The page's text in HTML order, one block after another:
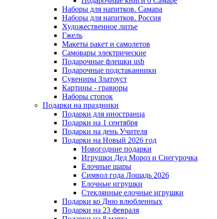
Наборы для напитков. Самара
Наборы для напитков. Россия
Художественное литье
Гжель
Макеты ракет и самолетов
Самовары электрические
Подарочные флешки usb
Подарочные подстаканники
Сувениры Златоуст
Картины - гравюры
Наборы стопок
Подарки на праздники
Подарки для иностранца
Подарки на 1 сентября
Подарки на день Учителя
Подарки на Новый 2026 год
Новогодние подарки
Игрушки Дед Мороз и Снегурочка
Елочные шары
Символ года Лошадь 2026
Елочные игрушки
Стеклянные елочные игрушки
Подарки ко Дню влюбленных
Подарки на 23 февраля